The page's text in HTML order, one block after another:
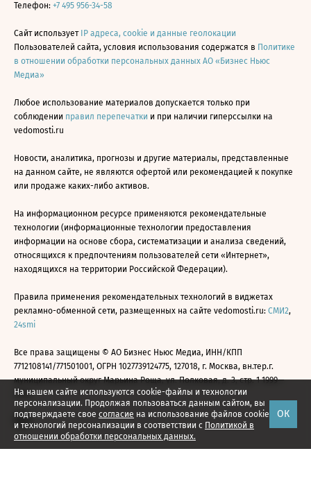
На нашем сайте используются cookie-файлы и технологии
персонализации. Продолжая пользоваться данным сайтом, вы
подтверждаете свое согласие на использование файлов cookie
и технологий персонализации в соответствии с Политикой в
отношении обработки персональных данных.
ОК
Телефон: +7 495 956-34-58
Сайт использует IP адреса, cookie и данные геолокации
Пользователей сайта, условия использования содержатся в Политике
в отношении обработки персональных данных АО «Бизнес Ньюс
Медиа»
Любое использование материалов допускается только при
соблюдении правил перепечатки и при наличии гиперссылки на
vedomosti.ru
Новости, аналитика, прогнозы и другие материалы, представленные
на данном сайте, не являются офертой или рекомендацией к покупке
или продаже каких-либо активов.
На информационном ресурсе применяются рекомендательные
технологии (информационные технологии предоставления
информации на основе сбора, систематизации и анализа сведений,
относящихся к предпочтениям пользователей сети «Интернет»,
находящихся на территории Российской Федерации).
Правила применения рекомендательных технологий в виджетах
рекламно-обменной сети, размещенных на сайте vedomosti.ru: СМИ2,
24smi
Все права защищены © АО Бизнес Ньюс Медиа, ИНН/КПП
7712108141/771501001, ОГРН 1027739124775, 127018, г. Москва, вн.тер.г.
муниципальный округ Марьина Роща, ул. Полковая, д. 3, стр. 1 1999—
2026